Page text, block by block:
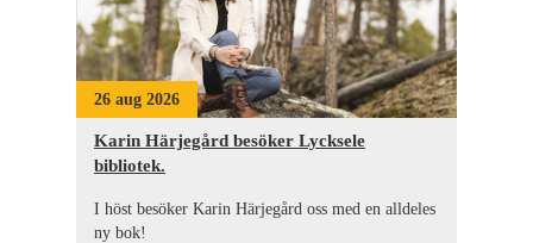
26 aug 2026
Karin Härjegård besöker Lycksele
bibliotek.
I höst besöker Karin Härjegård oss med en alldeles
ny bok!